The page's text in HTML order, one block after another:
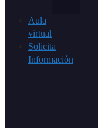
Aula
virtual
Solicita
Información